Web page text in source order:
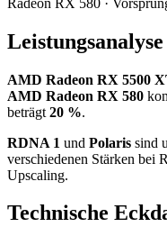
AMD Radeon RX 5500
AMD Radeon RX 580
beträgt 20 %.
RDNA 1 und Polaris sind
verschiedenen Stärken bei
Upscaling.
Technische